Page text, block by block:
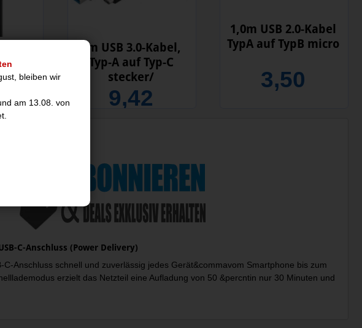
bleiben wir
am 13.08. von
1m USB 3.0-Kabel,
Typ-A auf Typ-C
stecker/
9,42
1,0m USB 2.0-Kabel
TypA auf TypB micro
3,50
C-Anschluss (Power Delivery)
Anschluss schnell und zuverlässig jedes Gerät&commavom Smartphone bis zum
erzielt das Netzteil eine Aufladung von 50 &percntin nur 30 Minuten und